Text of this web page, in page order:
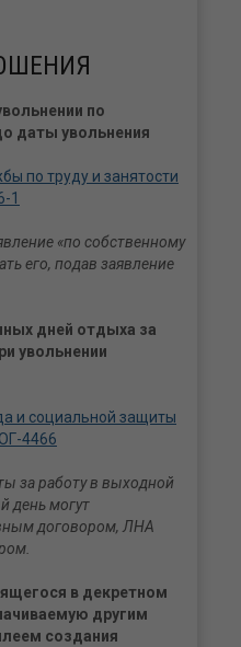
по
даты увольнения
по труду и занятости
1
«по собственному
его, подав заявление
дней отдыха за
увольнении
и социальной защиты
4466
за работу в выходной
день могут
договором, ЛНА
в декретном
другим
создания